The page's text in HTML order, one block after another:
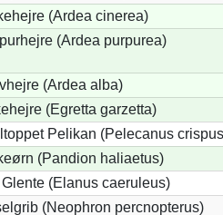
(Ardea cinerea)
(Ardea purpurea)
(Ardea alba)
(Egretta garzetta)
Pelikan (Pelecanus
(Pandion haliaetus)
Glente (Elanus caeruleus)
(Neophron percnopterus)